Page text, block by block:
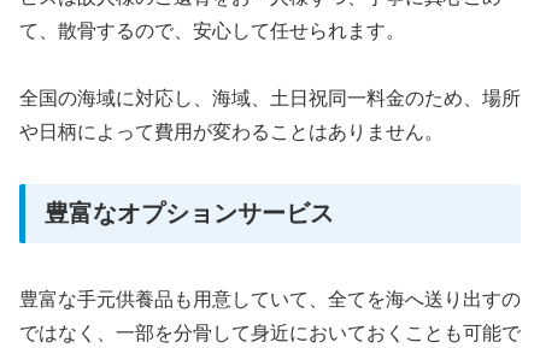
て、散骨するので、安心して任せられます。
全国の海域に対応し、海域、土日祝同一料金のため、場所
や日柄によって費用が変わることはありません。
豊富なオプションサービス
豊富な手元供養品も用意していて、全てを海へ送り出すの
ではなく、一部を分骨して身近においておくことも可能で